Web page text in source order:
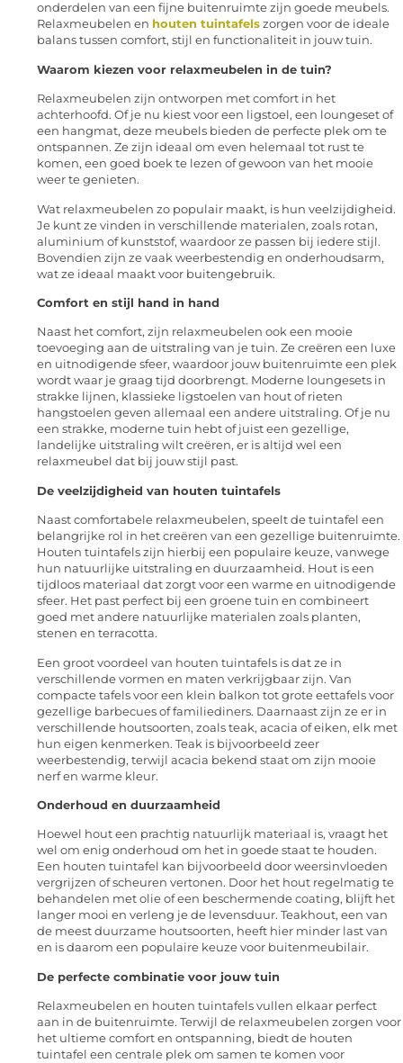
onderdelen van een fijne buitenruimte zijn goede meubels.
Relaxmeubelen en houten tuintafels zorgen voor de ideale
balans tussen comfort, stijl en functionaliteit in jouw tuin.
Waarom kiezen voor relaxmeubelen in de tuin?
Relaxmeubelen zijn ontworpen met comfort in het
achterhoofd. Of je nu kiest voor een ligstoel, een loungeset of
een hangmat, deze meubels bieden de perfecte plek om te
ontspannen. Ze zijn ideaal om even helemaal tot rust te
komen, een goed boek te lezen of gewoon van het mooie
weer te genieten.
Wat relaxmeubelen zo populair maakt, is hun veelzijdigheid.
Je kunt ze vinden in verschillende materialen, zoals rotan,
aluminium of kunststof, waardoor ze passen bij iedere stijl.
Bovendien zijn ze vaak weerbestendig en onderhoudsarm,
wat ze ideaal maakt voor buitengebruik.
Comfort en stijl hand in hand
Naast het comfort, zijn relaxmeubelen ook een mooie
toevoeging aan de uitstraling van je tuin. Ze creëren een luxe
en uitnodigende sfeer, waardoor jouw buitenruimte een plek
wordt waar je graag tijd doorbrengt. Moderne loungesets in
strakke lijnen, klassieke ligstoelen van hout of rieten
hangstoelen geven allemaal een andere uitstraling. Of je nu
een strakke, moderne tuin hebt of juist een gezellige,
landelijke uitstraling wilt creëren, er is altijd wel een
relaxmeubel dat bij jouw stijl past.
De veelzijdigheid van houten tuintafels
Naast comfortabele relaxmeubelen, speelt de tuintafel een
belangrijke rol in het creëren van een gezellige buitenruimte.
Houten tuintafels zijn hierbij een populaire keuze, vanwege
hun natuurlijke uitstraling en duurzaamheid. Hout is een
tijdloos materiaal dat zorgt voor een warme en uitnodigende
sfeer. Het past perfect bij een groene tuin en combineert
goed met andere natuurlijke materialen zoals planten,
stenen en terracotta.
Een groot voordeel van houten tuintafels is dat ze in
verschillende vormen en maten verkrijgbaar zijn. Van
compacte tafels voor een klein balkon tot grote eettafels voor
gezellige barbecues of familiediners. Daarnaast zijn ze er in
verschillende houtsoorten, zoals teak, acacia of eiken, elk met
hun eigen kenmerken. Teak is bijvoorbeeld zeer
weerbestendig, terwijl acacia bekend staat om zijn mooie
nerf en warme kleur.
Onderhoud en duurzaamheid
Hoewel hout een prachtig natuurlijk materiaal is, vraagt het
wel om enig onderhoud om het in goede staat te houden.
Een houten tuintafel kan bijvoorbeeld door weersinvloeden
vergrijzen of scheuren vertonen. Door het hout regelmatig te
behandelen met olie of een beschermende coating, blijft het
langer mooi en verleng je de levensduur. Teakhout, een van
de meest duurzame houtsoorten, heeft hier minder last van
en is daarom een populaire keuze voor buitenmeubilair.
De perfecte combinatie voor jouw tuin
Relaxmeubelen en houten tuintafels vullen elkaar perfect
aan in de buitenruimte. Terwijl de relaxmeubelen zorgen voor
het ultieme comfort en ontspanning, biedt de houten
tuintafel een centrale plek om samen te komen voor